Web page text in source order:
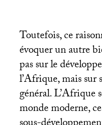
Toutefois, ce
évoquer un autre
pas sur le
l’Afrique, mais sur
général. L’Afrique
monde moderne,